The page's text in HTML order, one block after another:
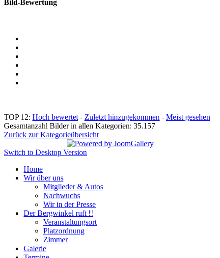
Bild-Bewertung
TOP 12: Hoch bewertet - Zuletzt hinzugekommen - Meist gesehen
Gesamtanzahl Bilder in allen Kategorien: 35.157
Zurück zur Kategorieübersicht
Switch to Desktop Version
Home
Wir über uns
Mitglieder & Autos
Nachwuchs
Wir in der Presse
Der Bergwinkel ruft !!
Veranstaltungsort
Platzordnung
Zimmer
Galerie